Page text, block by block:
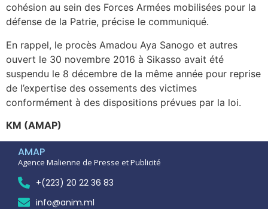
cohésion au sein des Forces Armées mobilisées pour la
défense de la Patrie, précise le communiqué.
En rappel, le procès Amadou Aya Sanogo et autres
ouvert le 30 novembre 2016 à Sikasso avait été
suspendu le 8 décembre de la même année pour reprise
de l’expertise des ossements des victimes
conformément à des dispositions prévues par la loi.
KM (AMAP)
AMAP
Agence Malienne de Presse et Publicité
+(223) 20 22 36 83
info@anim.ml